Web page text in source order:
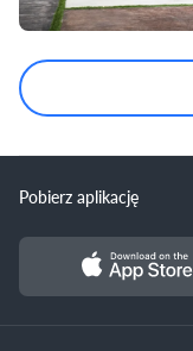
Pobierz aplikację